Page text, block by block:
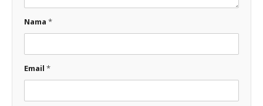
Nama *
Email *